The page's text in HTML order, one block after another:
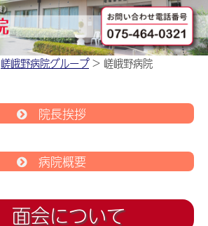
嵯峨野病院グループ> 嵯峨野病院
院長挨拶
病院概要
面会について